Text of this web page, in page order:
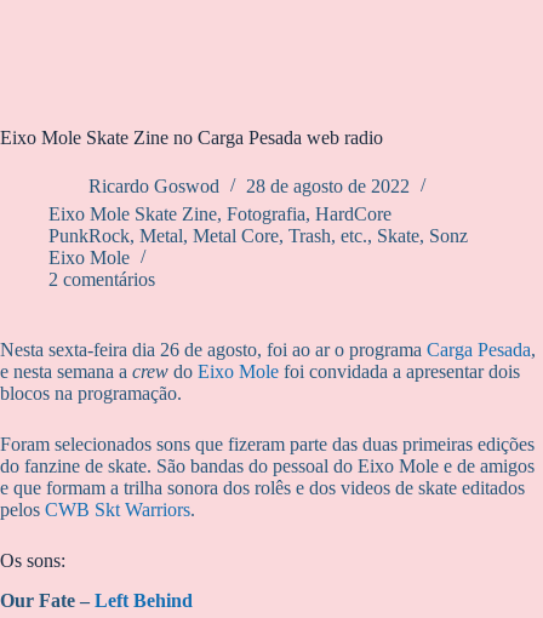
Eixo Mole Skate Zine no Carga Pesada web radio
Ricardo Goswod
28 de agosto de 2022
Eixo Mole Skate Zine, Fotografia, HardCore
PunkRock, Metal, Metal Core, Trash, etc., Skate, Sonz
Eixo Mole
2 comentários
Nesta sexta-feira dia 26 de agosto, foi ao ar o programa Carga Pesada,
e nesta semana a crew do Eixo Mole foi convidada a apresentar dois
blocos na programação.
Foram selecionados sons que fizeram parte das duas primeiras edições
do fanzine de skate. São bandas do pessoal do Eixo Mole e de amigos
e que formam a trilha sonora dos rolês e dos videos de skate editados
pelos CWB Skt Warriors.
Os sons:
Our Fate –Left Behind